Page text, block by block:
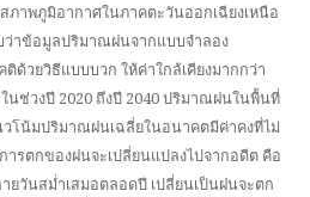
ภาพภูมิอากาศในภาคตะวันออกเฉียงเหนือ
าข้อมูลปริมาณฝนจากแบบจำลอง
ด้วยวิธีแบบบวก ให้ค่าใกล้เคียงมากกว่า
ช่วงปี 2020 ถึงปี 2040 ปริมาณฝนในพื้นที่
โน้มปริมาณฝนเฉลี่ยในอนาคตมีค่าคงที่ไม่
รตกของฝนจะเปลี่ยนแปลงไปจากอดีต คือ
ยวันสม่ำเสมอตลอดปี เปลี่ยนเป็นฝนจะตก